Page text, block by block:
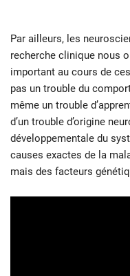
Par ailleurs, les
recherche clinique nous
important au cours de
pas un trouble du
même un trouble
d’un trouble d’origine
développementale du
causes exactes de la
mais des facteurs